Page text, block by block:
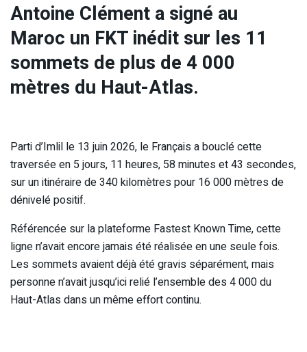
Antoine Clément a signé au
Maroc un FKT inédit sur les 11
sommets de plus de 4 000
mètres du Haut-Atlas.
Parti d’Imlil le 13 juin 2026, le Français a bouclé cette
traversée en 5 jours, 11 heures, 58 minutes et 43 secondes,
sur un itinéraire de 340 kilomètres pour 16 000 mètres de
dénivelé positif.
Référencée sur la plateforme Fastest Known Time, cette
ligne n’avait encore jamais été réalisée en une seule fois.
Les sommets avaient déjà été gravis séparément, mais
personne n’avait jusqu’ici relié l’ensemble des 4 000 du
Haut-Atlas dans un même effort continu.